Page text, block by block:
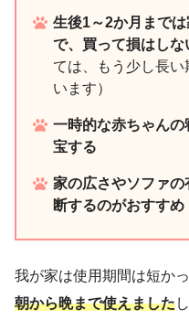
生後1～2か月まで
で、買って損はしな
ては、もう少し長
います）
一時的な赤ちゃん
宝する
家の広さやソファの
断するのがおすすめ
我が家は使用期間は短かっ
朝から晩まで使えました